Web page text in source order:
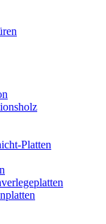
Platten